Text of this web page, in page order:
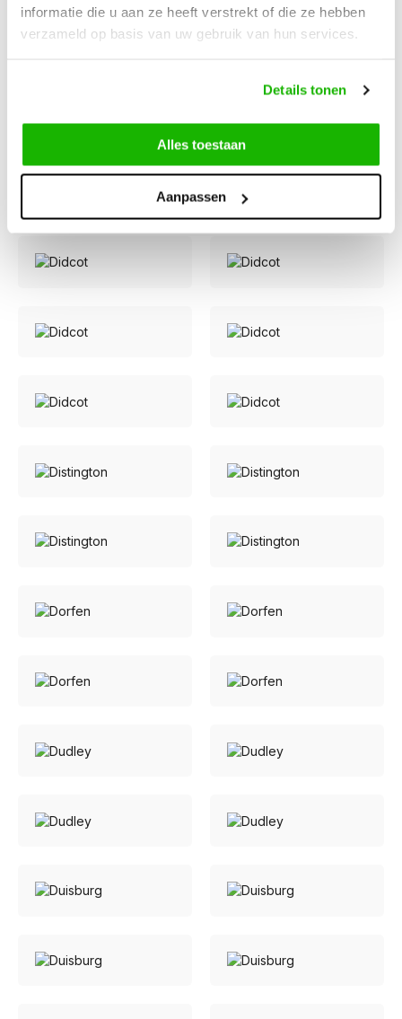
informatie die u aan ze heeft verstrekt of die ze hebben
verzameld op basis van uw gebruik van hun services.
Details tonen
Alles toestaan
Aanpassen